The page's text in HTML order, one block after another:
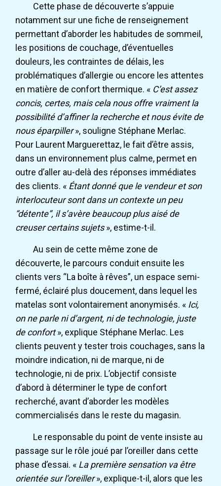
Cette phase de découverte s’appuie
notamment sur une fiche de renseignement
permettant d’aborder les habitudes de sommeil,
les positions de couchage, d’éventuelles
douleurs, les contraintes de délais, les
problématiques d’allergie ou encore les attentes
en matière de confort thermique. « C’est assez
concis, certes, mais cela nous offre vraiment la
possibilité d’affiner la recherche et nous évite de
nous éparpiller», souligne Stéphane Merlac.
Pour Laurent Marguerettaz, le fait d’être assis,
dans un environnement plus calme, permet en
outre d’aller au-delà des réponses immédiates
des clients. « Étant donné que le vendeur et son
interlocuteur sont dans un contexte un peu
“détente”, il s’avère beaucoup plus aisé de
creuser certains sujets», estime-t-il.
Au sein de cette même zone de
découverte, le parcours conduit ensuite les
clients vers “La boîte à rêves”, un espace semi-
fermé, éclairé plus doucement, dans lequel les
matelas sont volontairement anonymisés. « Ici,
on ne parle ni d’argent, ni de technologie, juste
de confort», explique Stéphane Merlac. Les
clients peuvent y tester trois couchages, sans la
moindre indication, ni de marque, ni de
technologie, ni de prix. L’objectif consiste
d’abord à déterminer le type de confort
recherché, avant d’aborder les modèles
commercialisés dans le reste du magasin.
Le responsable du point de vente insiste au
passage sur le rôle joué par l’oreiller dans cette
phase d’essai. « La première sensation va être
orientée sur l’oreiller», explique-t-il, alors que les